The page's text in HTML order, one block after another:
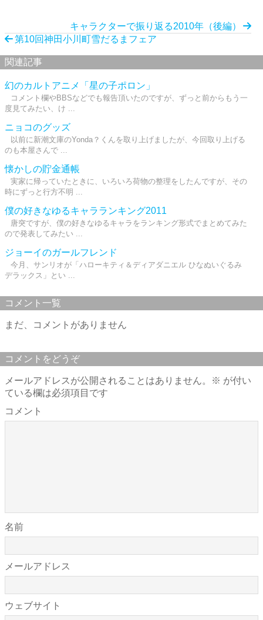
キャラクターで振り返る2010年（後編）
第10回神田小川町雪だるまフェア
関連記事
幻のカルトアニメ「星の子ポロン」
コメント欄やBBSなどでも報告頂いたのですが、ずっと前からもう一
度見てみたい、け ...
ニョコのグッズ
以前に新潮文庫のYonda？くんを取り上げましたが、今回取り上げる
のも本屋さんで ...
懐かしの貯金通帳
実家に帰っていたときに、いろいろ荷物の整理をしたんですが、その
時にずっと行方不明 ...
僕の好きなゆるキャラランキング2011
唐突ですが、僕の好きなゆるキャラをランキング形式でまとめてみた
ので発表してみたい ...
ジョーイのガールフレンド
今月、サンリオが「ハローキティ＆ディアダニエル ひなぬいぐるみ
デラックス」とい ...
コメント一覧
まだ、コメントがありません
コメントをどうぞ
メールアドレスが公開されることはありません。 ※ が付い
ている欄は必須項目です
コメント
名前
メールアドレス
ウェブサイト